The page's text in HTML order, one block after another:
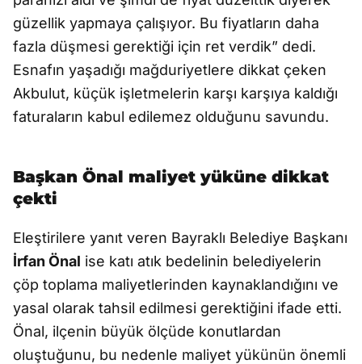
güzellik yapmaya çalışıyor. Bu fiyatların daha
fazla düşmesi gerektiği için ret verdik” dedi.
Esnafın yaşadığı mağduriyetlere dikkat çeken
Akbulut, küçük işletmelerin karşı karşıya kaldığı
faturaların kabul edilemez olduğunu savundu.
Başkan Önal maliyet yüküne dikkat
çekti
Eleştirilere yanıt veren Bayraklı Belediye Başkanı
İrfan Önal ise katı atık bedelinin belediyelerin
çöp toplama maliyetlerinden kaynaklandığını ve
yasal olarak tahsil edilmesi gerektiğini ifade etti.
Önal, ilçenin büyük ölçüde konutlardan
oluştuğunu, bu nedenle maliyet yükünün önemli